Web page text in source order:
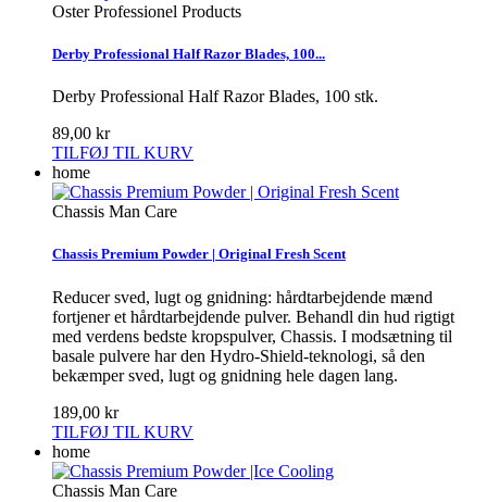
Oster Professionel Products
Derby Professional Half Razor Blades, 100...
Derby Professional Half Razor Blades, 100 stk.
89,00 kr
TILFØJ TIL KURV
home
Chassis Man Care
Chassis Premium Powder | Original Fresh Scent
Reducer sved, lugt og gnidning: hårdtarbejdende mænd
fortjener et hårdtarbejdende pulver. Behandl din hud rigtigt
med verdens bedste kropspulver, Chassis. I modsætning til
basale pulvere har den Hydro-Shield-teknologi, så den
bekæmper sved, lugt og gnidning hele dagen lang.
189,00 kr
TILFØJ TIL KURV
home
Chassis Man Care